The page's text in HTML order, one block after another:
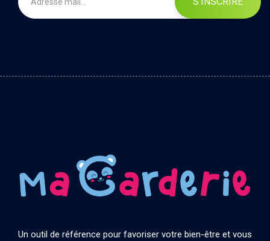
Un outil de référence pour favoriser votre bien-être et vous